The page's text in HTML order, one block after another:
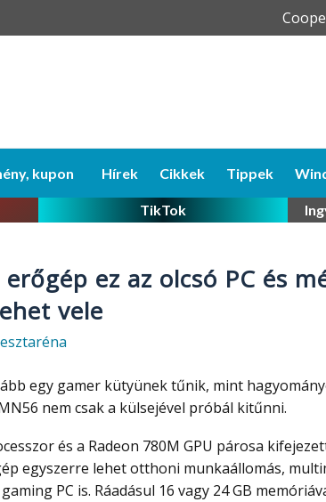
Skip
kupon Hírek Cikkek Tippek
TikTok
erőgép ez az olcsó PC és
vele
egy gamer kütyünek tűnik, mint
nem csak a külsejével próbál kitűnni.
egyszerre lehet otthoni munkaállomás,
PC is. Ráadásul 16 vagy 24 GB